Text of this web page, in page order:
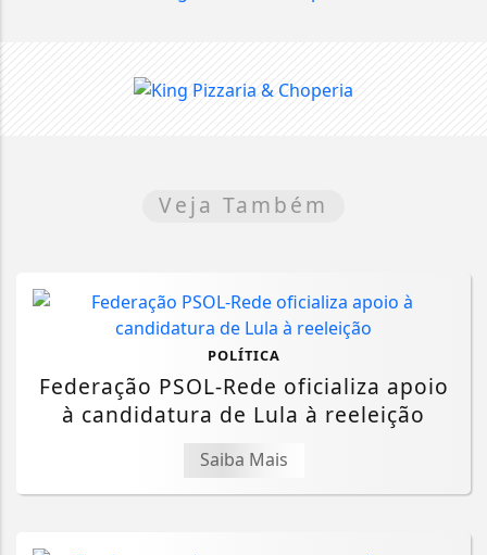
Veja Também
POLÍTICA
Federação PSOL-Rede oficializa apoio
à candidatura de Lula à reeleição
Saiba Mais